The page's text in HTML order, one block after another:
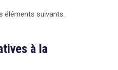
éléments suivants.
à la